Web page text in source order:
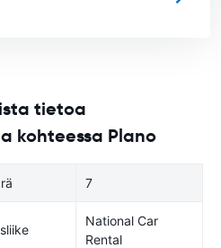
tietoa
kohteessa Plano
7
National Car
Rental